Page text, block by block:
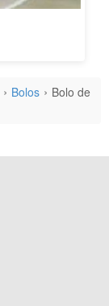
Bolos
Bolo de